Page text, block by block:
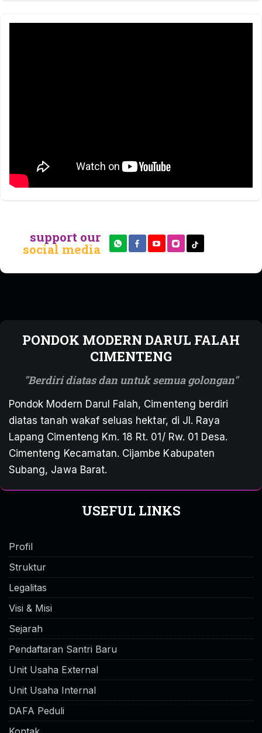
support our
social media
PONDOK MODERN DARUL FALAH
CIMENTENG
Berdiri diatas dan untuk semua golongan
Pondok Modern Darul Falah, Cimenteng berdiri
diatas tanah wakaf seluas hektar, di Jl. Raya
Lapang Cimenteng Km. 18 Rt. 01/ Rw. 01 Desa.
Cimenteng Kecamatan. Cijambe Kabupaten
Subang, Jawa Barat.
USEFUL LINKS
Profil
Struktur
Legalitas
Visi & Misi
Sejarah
Pendaftaran Santri Baru
Unit Usaha External
Unit Usaha Internal
DAFA Peduli